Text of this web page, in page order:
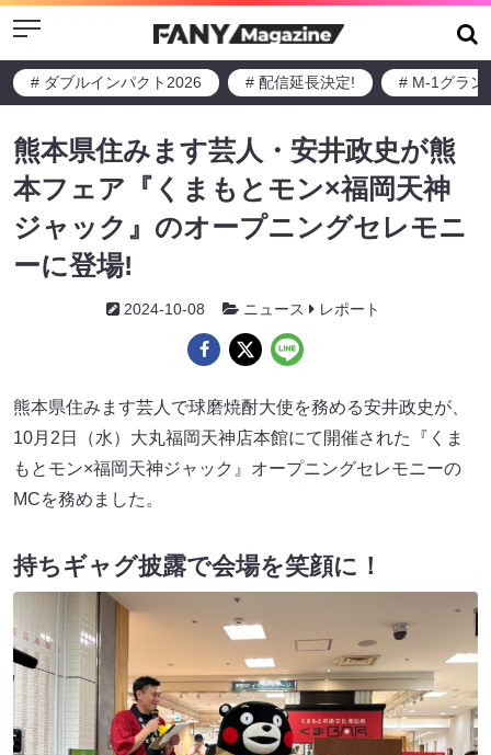
Menu
# ダブルインパクト2026 # 配信延長決定! # M-1グラン
熊本県住みます芸人・安井政史が熊
本フェア『くまもとモン×福岡天神
ジャック』のオープニングセレモニ
ーに登場!
2024-10-08 ニュース レポート
熊本県住みます芸人で球磨焼酎大使を務める安井政史が、
10月2日（水）大丸福岡天神店本館にて開催された『くま
もとモン×福岡天神ジャック』オープニングセレモニーの
MCを務めました。
持ちギャグ披露で会場を笑顔に！